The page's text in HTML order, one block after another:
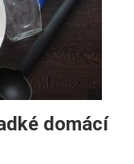
domácí